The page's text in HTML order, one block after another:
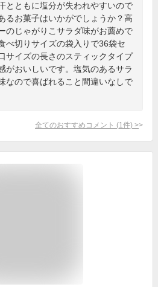
とともに塩分が失われやすいので
るお菓子はいかがでしょうか？高
のじゃがりこサラダ味がお薦めで
べ切りサイズの袋入りで36袋セ
サイズの長さのスティックタイプ
がおいしいです。塩気のあるサラ
なので喜ばれること間違いなしで
全てのおすすめコメント (1 件) >